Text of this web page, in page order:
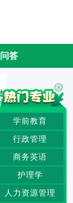
答
学前教育
行政管理
商务英语
护理学
人力资源管理